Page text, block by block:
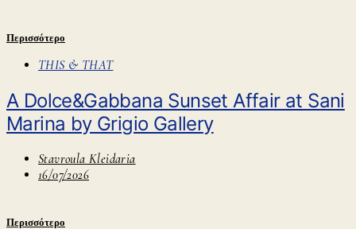
Περισσότερο
THIS & THAT
A Dolce&Gabbana Sunset Affair at Sani
Marina by Grigio Gallery
Stavroula Kleidaria
16/07/2026
Περισσότερο